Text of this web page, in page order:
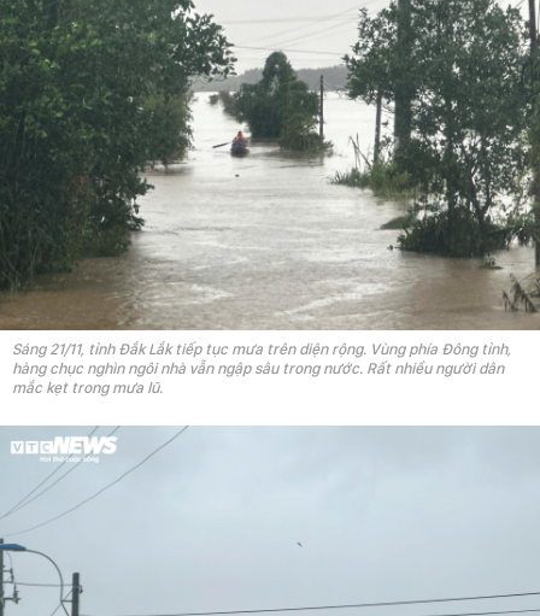
Sáng 21/11, tỉnh Đắk Lắk tiếp tục mưa trên diện rộng. Vùng phía Đông tỉnh,
hàng chục nghìn ngôi nhà vẫn ngập sâu trong nước. Rất nhiều người dân
mắc kẹt trong mưa lũ.